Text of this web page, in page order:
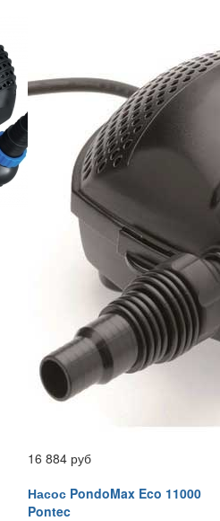
16 884 руб
Насос PondoMax Eco 11000
Pontec